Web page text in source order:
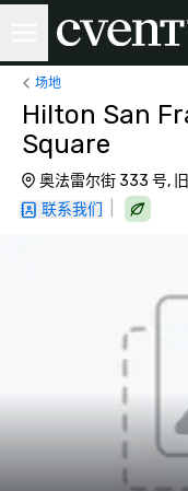
场地
Hilton San
Square
奥法雷尔街 333 号,
联系我们